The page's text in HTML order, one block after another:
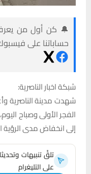
🔔 كن أول من يعرف
حساباتنا على
شبكة اخبار الناصرية:
شهدت مدينة الناصرية
الفجر الأولى وصباح
إلى انخفاض مدى الرؤية
تلقَّ تنبيهات
على التليغرام